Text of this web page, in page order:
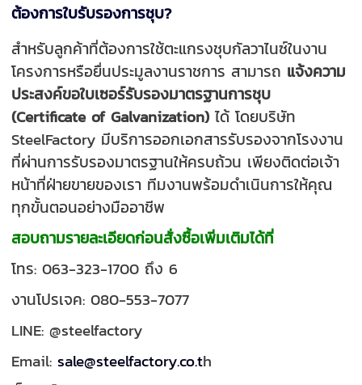
ต้องการใบรับรองการชุบ?
สำหรับลูกค้าที่ต้องการใช้ตะแกรงชุบกัลวาไนซ์ในงาน
โครงการหรือยื่นประมูลงานราชการ สามารถ แจ้งความ
ประสงค์ขอใบเซอร์รับรองมาตรฐานการชุบ
(Certificate of Galvanization) ได้ โดยบริษัท
SteelFactory มีบริการออกเอกสารรับรองจากโรงงาน
ที่ผ่านการรับรองมาตรฐานให้ครบถ้วน เพียงติดต่อเจ้า
หน้าที่ฝ่ายขายของเรา ทีมงานพร้อมดำเนินการให้คุณ
ทุกขั้นตอนอย่างมืออาชีพ
สอบถามรายละเอียดก่อนสั่งซื้อเพิ่มเติมได้ที่
โทร: 063-323-1700 ถึง 6
งานโปรเจค: 080-553-7077
LINE: @steelfactory
Email:sale@steelfactory.co.th